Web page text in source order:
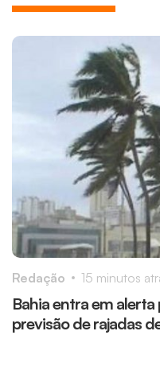
Bahia entra em
previsão de rajadas
Redação 15 minutos